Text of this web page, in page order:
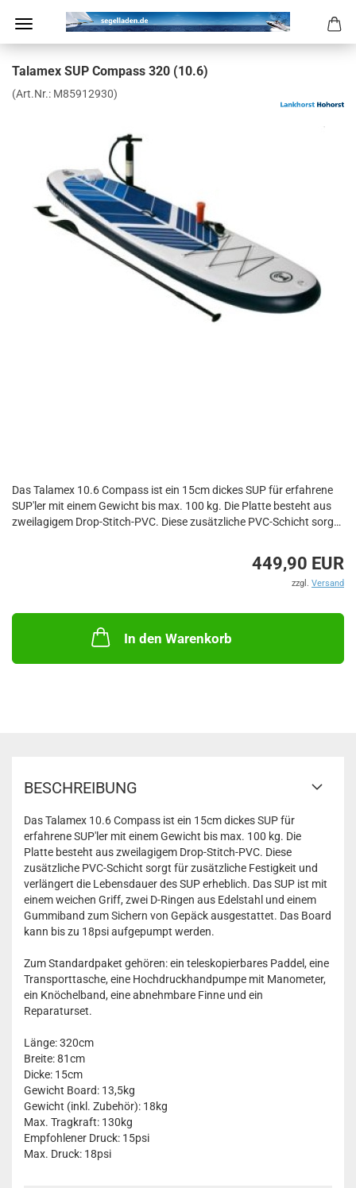
Tal­amex SUP Com­pass 320 (10.6)
(Art.Nr.: M85912930)
Das Talamex 10.6 Compass ist ein 15cm dickes SUP für erfahrene
SUP'ler mit einem Gewicht bis max. 100 kg. Die Platte besteht aus
zweilagigem Drop-Stitch-PVC. Diese zusätzliche PVC-Schicht sorgt
Edelstahl und einem Gummiband zum Sichern von Gepäck
ausgestattet. Das Board kann bis zu 18psi aufgepumpt werden.
Zum Standardpaket gehören: ein teleskopierbares Paddel, eine
Transporttasche, eine Hochdruckhandpumpe mit Manometer, ein
Knöchelband, eine abnehmbare Finne und ein Reparaturset.
Max. Druck: 18psi
449,90 EUR
zzgl. Versand
In den Warenkorb
BESCHREIBUNG
Das Talamex 10.6 Compass ist ein 15cm dickes SUP für
erfahrene SUP'ler mit einem Gewicht bis max. 100 kg. Die
Platte besteht aus zweilagigem Drop-Stitch-PVC. Diese
zusätzliche PVC-Schicht sorgt für zusätzliche Festigkeit und
verlängert die Lebensdauer des SUP erheblich. Das SUP ist mit
einem weichen Griff, zwei D-Ringen aus Edelstahl und einem
Gummiband zum Sichern von Gepäck ausgestattet. Das Board
kann bis zu 18psi aufgepumpt werden.
Zum Standardpaket gehören: ein teleskopierbares Paddel, eine
Transporttasche, eine Hochdruckhandpumpe mit Manometer,
ein Knöchelband, eine abnehmbare Finne und ein
Reparaturset.
Länge: 320cm
Breite: 81cm
Dicke: 15cm
Gewicht Board: 13,5kg
Gewicht (inkl. Zubehör): 18kg
Max. Tragkraft: 130kg
Empfohlener Druck: 15psi
Max. Druck: 18psi